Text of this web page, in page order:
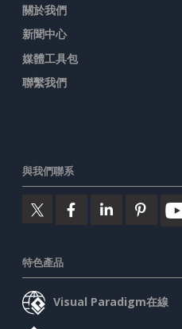
關於我們
新聞中心
媒體工具包
聯繫我們
與我們聯系
特色產品
Visual Paradigm在線